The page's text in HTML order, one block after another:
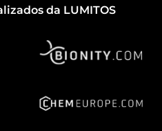
da LUMITOS